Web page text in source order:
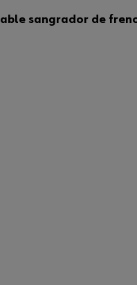
sangrador de